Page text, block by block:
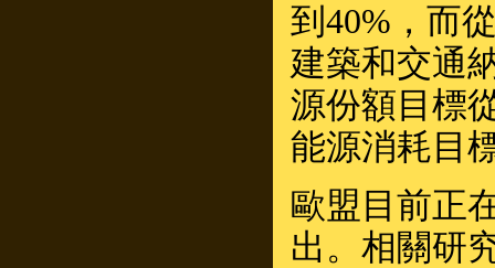
到40%，而
建築和交通
源份額目標
能源消耗目
歐盟目前正
出。相關研